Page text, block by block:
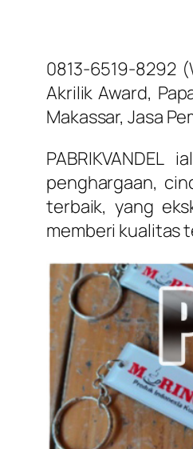
0813-6519-8292
Akrilik Award,
Makassar, Jasa
penghargaan,
terbaik, yang
memberi kualitas